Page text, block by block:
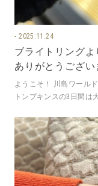
2025.11.24
ブライトリング
ありがとうござ
ようこそ！ 川島ワール
トンプキンスの3日間は